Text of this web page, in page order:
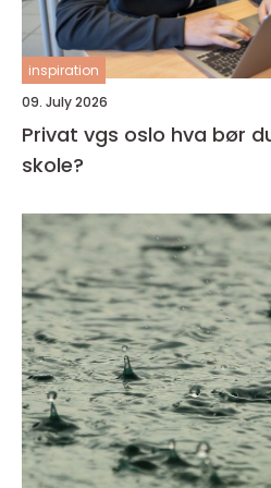
inspiration
09. July 2026
Privat vgs oslo hva bør du vite før du velger
skole?